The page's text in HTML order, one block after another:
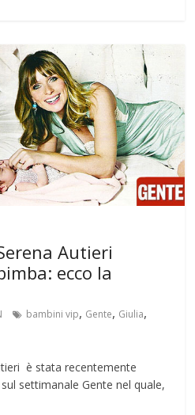
Autieri
ecco la
bambini vip, Gente, Giulia,
è stata recentemente
settimanale Gente nel quale,